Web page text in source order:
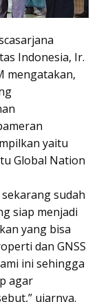
Indonesia, Ir.
mengatakan,
yaitu
Global Nation
sudah
siap menjadi
yang bisa
dan GNSS
ini sehingga
agar
ujarnya.